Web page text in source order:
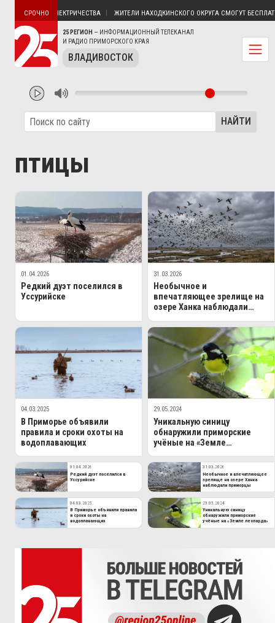
25 РЕГИОН — ИНФОРМАЦИОННЫЙ ТЕЛЕКАНАЛ
И РАДИО ПРИМОРСКОГО КРАЯ
ВЛАДИВОСТОК
СРОЧНО
БЕЗ ЭЛЕКТРИЧЕСТВА ЖИТЕЛИ НАХОДКИНСКОГО ОКРУГА СМОГУТ
НАЙТИ
птицы
01.04.2026
Редкий дуэт поселился в
Уссурийске
31.03.2026
Необычное и
впечатляющее зрелище на
озере Ханка наблюдали
04.03.2025
В Приморье объявили
правила и сроки охоты на
водоплавающих
29.05.2024
Уникальную синицу
обнаружили приморские
учёные на «Земле
01.04.2026
Редкий дуэт поселился в
Уссурийске
31.03.2026
Необычное и впечатляющее
зрелище на озере Ханка
наблюдали приморцы
04.03.2025
В Приморье объявили правила
и сроки охоты на
водоплавающих
29.05.2024
Уникальную синицу
обнаружили приморские
учёные на «Земле леопарда»